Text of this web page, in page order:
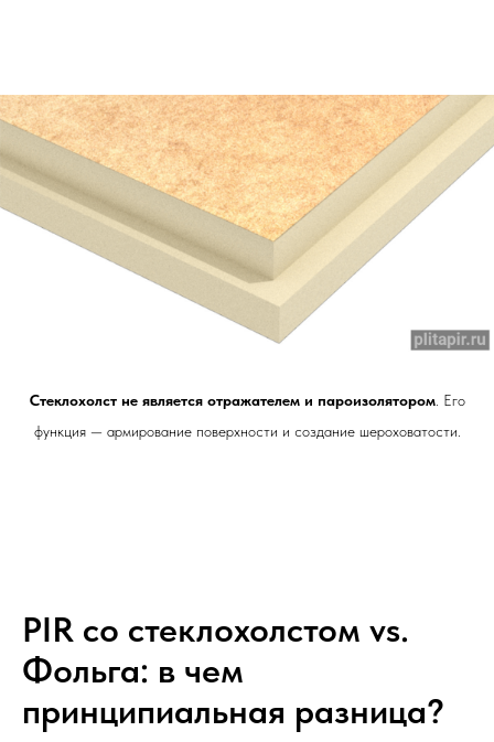
Стеклохолст не является отражателем и пароизолятором. Его
функция — армирование поверхности и создание шероховатости.
PIR со стеклохолстом vs.
Фольга: в чем
принципиальная разница?